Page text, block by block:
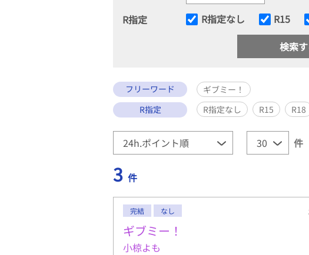
R指定
R指定なし R15
フリーワード
ギブミー！
R指定
R指定なし R15 R18
件
3 件
完結 なし
ギブミー！
小椋よも